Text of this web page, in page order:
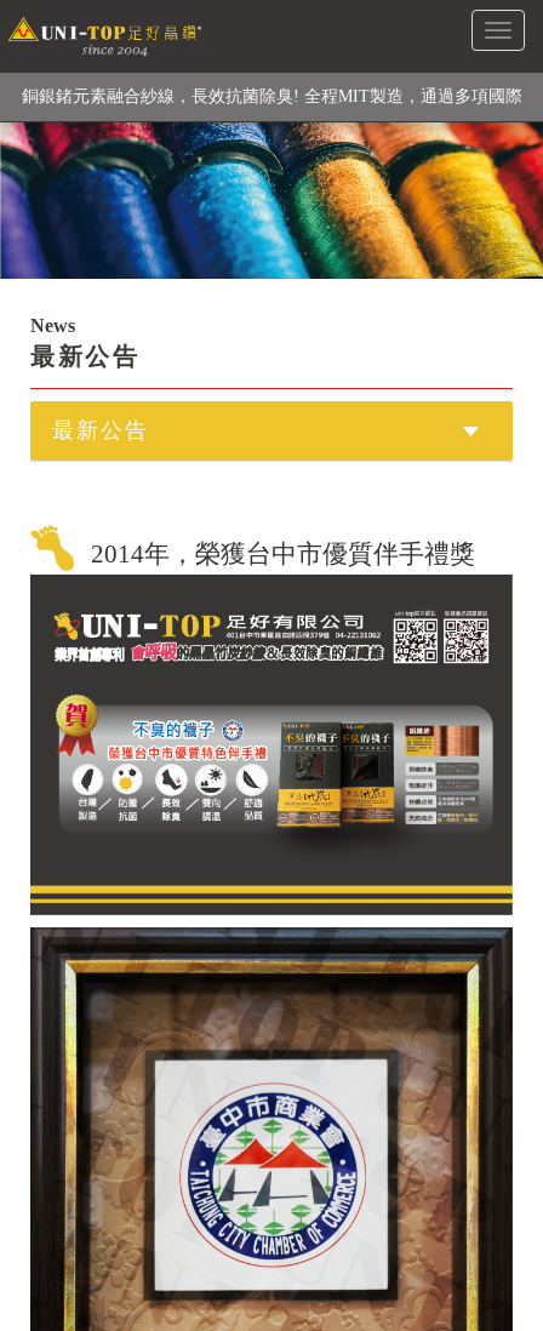
Toggle
級高性能纖維素材), 機能貼身衣物No. 1
銅銀鍺元素融合紗線，長效抗菌除臭! 全程MIT製造，通過多項國際
檢驗
【快來點我】H型銅銀纖維長效PP能量護膝! 支撐. 包覆感. 超透氣.
循環好
News
最新公告
最新公告
2014年，榮獲台中市優質伴手禮獎